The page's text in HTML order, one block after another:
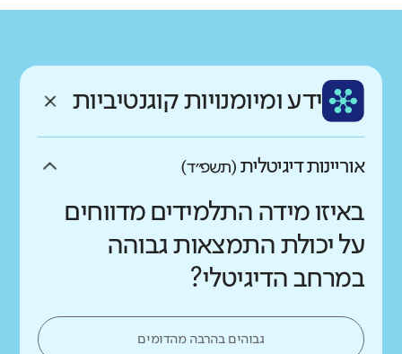
רקע חברתי כלכלי
ממוצע תלמידים בכיתה
גבוה נמוך ידע ומיומנויות קוגנטיביות
אוריינות דיגיטלית (תשפ״ד)
באיזו מידה התלמידים מדווחים
על יכולת התמצאות גבוהה
במרחב הדיגיטלי?
גבוהים בהרבה מהדומים